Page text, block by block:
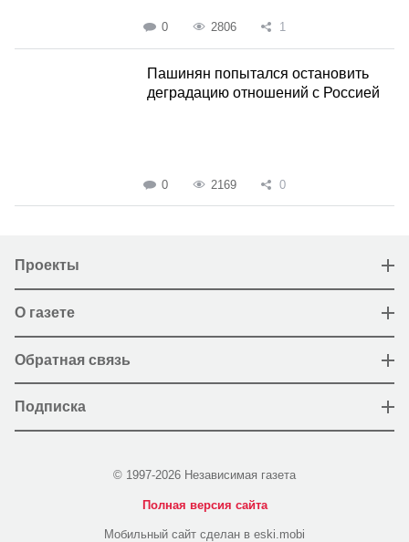
0 2806 1
Пашинян попытался остановить
деградацию отношений с Россией
0 2169 0
Проекты
О газете
Обратная связь
Подписка
© 1997-2026 Независимая газета
Полная версия сайта
Мобильный сайт сделан в eski.mobi